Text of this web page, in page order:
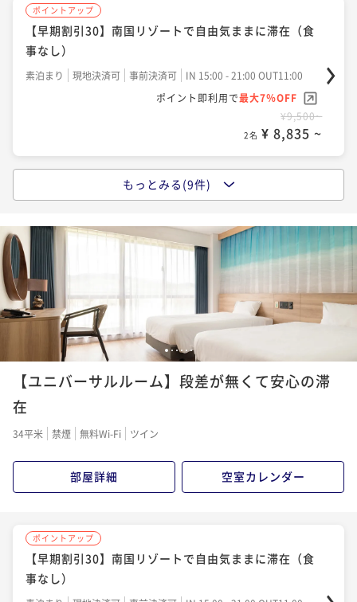
ポイントアップ
【スタンダードプラン】南国リゾートで自由気ままに
滞在（朝食付）
朝食付き 現地決済可 事前決済可
IN 15:00 - 21:00 OUT11:00
ポイント即利用で最大7％OFF
¥13,840~
2名 ¥ 12,871 ~
【スタンダードプラン】南国リゾートで自由気ままに
滞在 ホテルシェフ自慢の夕食付（夕食付）
夕食付き 事前決済可
IN 15:00 - 17:00 OUT11:00
ポイント即利用で最大7％OFF
¥16,700~
¥ 15,531 ~
ポイントアップ
【連泊割引】南国リゾートで自由気ままに滞在（食事
¥17,100~
2名 ¥ 15,903 ~
ポイントアップ
【直行便期間限定】夏満喫～！ホテルの豪華ディナー
バイキング♪夕食付のプラン（夕食のみ）
夕食付き 現地決済可 事前決済可 IN 15:00 - 24:00 OUT11:00
ポイントアップ
【早期割引30】南国リゾートで自由気ままに滞在（食
事なし）
素泊まり 現地決済可 事前決済可
IN 15:00 - 21:00 OUT11:00
ポイント即利用で最大7％OFF
¥9,500~
2名 ¥ 8,835 ~
【スタンダードプラン】南国リゾートで自由気ままに
滞在（食事なし）
素泊まり 事前決済可
IN 15:00 - 21:00 OUT11:00
ポイント即利用で
¥10,000~
2名 ¥ 9,300 ~
ポイントアップ
【早期割引30】南国リゾートで自由気ままに滞在（朝
食付）
朝食付き 現地決済可
¥14,340~
2名 ¥ 13,336 ~
ポイントアップ
【スタンダードプラン】南国リゾートで自由気ままに
滞在（朝食付）
もっとみる(9件)
1 234 56
【ユニバーサルルーム】段差が無くて安心の滞
在
34平米 禁煙 無料Wi-Fi ツイン
部屋詳細 空室カレンダー
ポイントアップ
【早期割引30】南国リゾートで自由気ままに滞在（食
事なし）